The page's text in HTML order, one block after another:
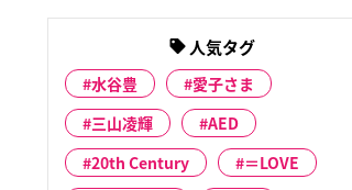
人気タグ
水谷豊
愛子さま
三山凌輝
AED
20th Century
＝LOVE